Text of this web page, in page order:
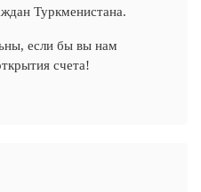
Туркменистана.
если бы вы нам
счета!